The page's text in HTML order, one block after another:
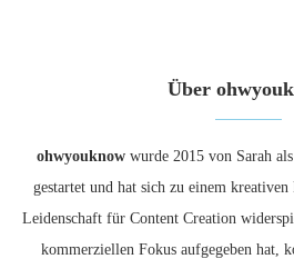
Über
ohwyouknow wurde 2015 von Sarah
gestartet und hat sich zu einem
Leidenschaft für Content Creation
kommerziellen Fokus aufgegeben hat,